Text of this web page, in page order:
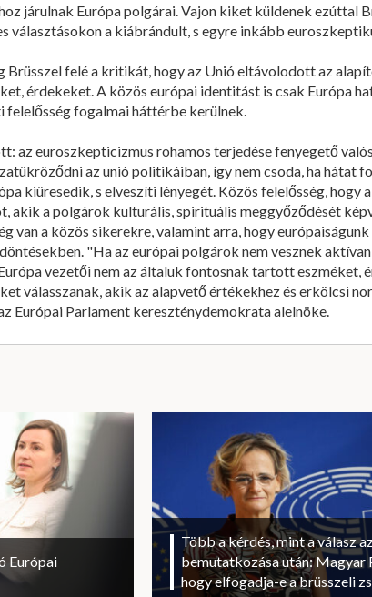
járulnak Európa polgárai. Vajon kiket küldenek ezúttal
választásokon a kiábrándult, s egyre inkább
felé a kritikát, hogy az Unió eltávolodott az
érdekeket. A közös európai identitást is csak Európa
felelősség fogalmai háttérbe kerülnek.
az euroszkepticizmus rohamos terjedése fenyegető
az unió politikáiban, így nem csoda, ha hátat
kiüresedik, s elveszíti lényegét. Közös felelősség, hogy
akik a polgárok kulturális, spirituális meggyőződését
van a közös sikerekre, valamint arra, hogy
"Ha az európai polgárok nem vesznek
vezetői nem az általuk fontosnak tartott eszméket,
válasszanak, akik az alapvető értékekhez és erkölcsi
Európai Parlament kereszténydemokrata alelnöke.
Európai
Több a kérdés, mint a válasz
bemutatkozása után: Magyar
hogy elfogadja-e a brüsszeli